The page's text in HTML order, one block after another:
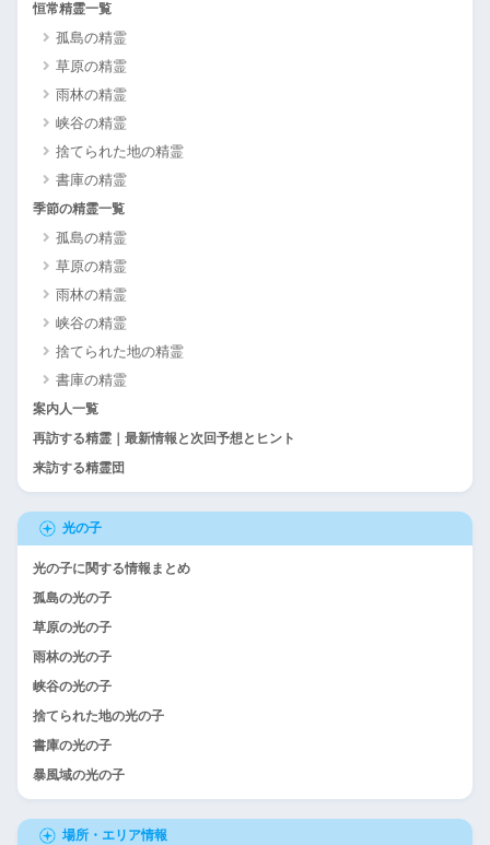
恒常精霊一覧
孤島の精霊
草原の精霊
雨林の精霊
峡谷の精霊
捨てられた地の精霊
書庫の精霊
季節の精霊一覧
孤島の精霊
草原の精霊
雨林の精霊
峡谷の精霊
捨てられた地の精霊
書庫の精霊
案内人一覧
再訪する精霊｜最新情報と次回予想とヒント
来訪する精霊団
光の子
光の子に関する情報まとめ
孤島の光の子
草原の光の子
雨林の光の子
峡谷の光の子
捨てられた地の光の子
書庫の光の子
暴風域の光の子
場所・エリア情報